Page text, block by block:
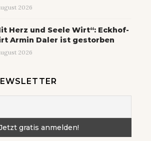
2026
Herz und Seele Wirt“: Eckhof-
Armin Daler ist gestorben
2026